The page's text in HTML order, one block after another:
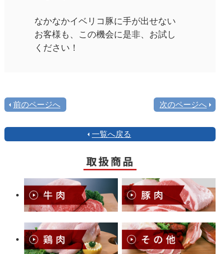
なかなかイベリコ豚に手が出せない
お客様も、この機会に是非、お試し
ください！
前のページへ 次のページへ
一覧へ戻る